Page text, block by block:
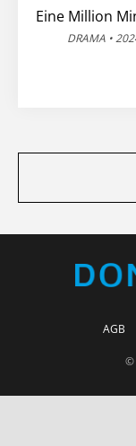
Eine Million
DRAMA •
AGB
©